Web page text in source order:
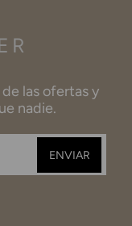
las ofertas y
nadie.